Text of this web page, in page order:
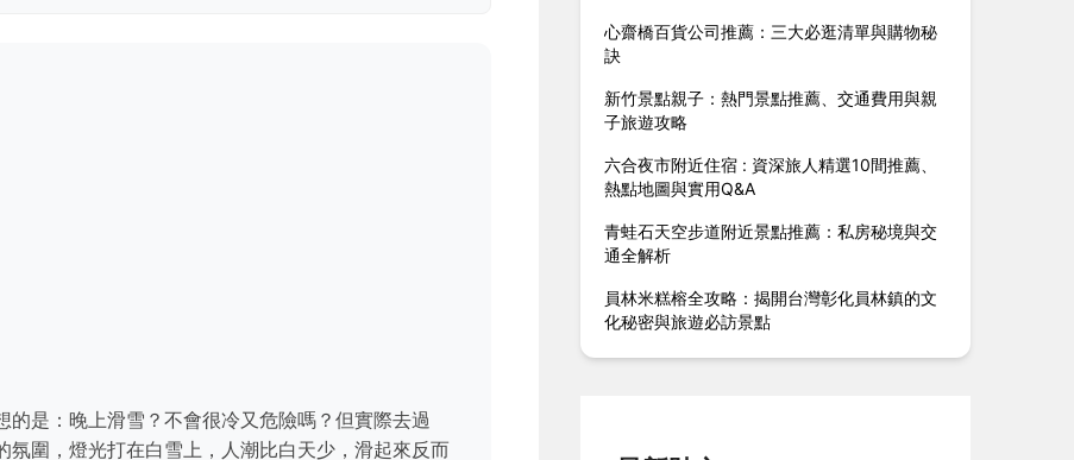
是：晚上滑雪？不會很冷又危險嗎？但實際去過
圍，燈光打在白雪上，人潮比白天少，滑起來反而
心齋橋百貨公司推薦：三大必逛清單與購物秘
訣
新竹景點親子：熱門景點推薦、交通費用與親
子旅遊攻略
六合夜市附近住宿 : 資深旅人精選10間推薦、
熱點地圖與實用Q&A
青蛙石天空步道附近景點推薦：私房秘境與交
通全解析
員林米糕榕全攻略：揭開台灣彰化員林鎮的文
化秘密與旅遊必訪景點